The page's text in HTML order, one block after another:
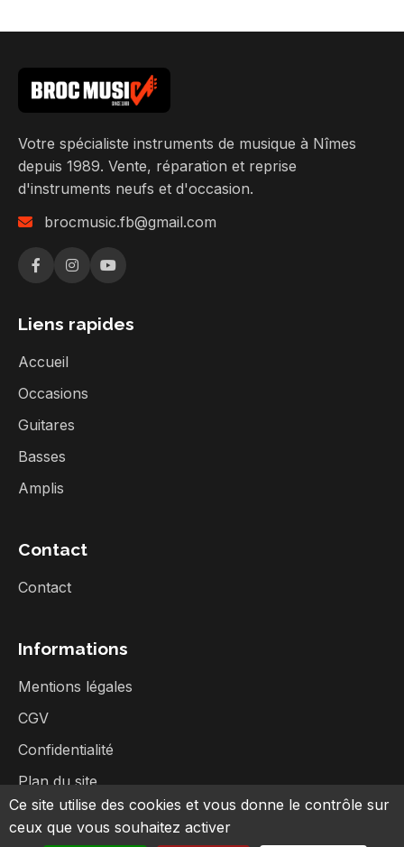
Votre spécialiste instruments de musique à Nîmes
depuis 1989. Vente, réparation et reprise
d'instruments neufs et d'occasion.
brocmusic.fb@gmail.com
Liens rapides
Accueil
Occasions
Guitares
Basses
Amplis
Contact
Contact
Informations
Mentions légales
CGV
Confidentialité
Plan du site
Ce site utilise des cookies et vous donne le contrôle sur
ceux que vous souhaitez activer